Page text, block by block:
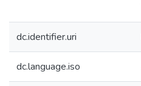
dc.identifier.uri
dc.language.iso